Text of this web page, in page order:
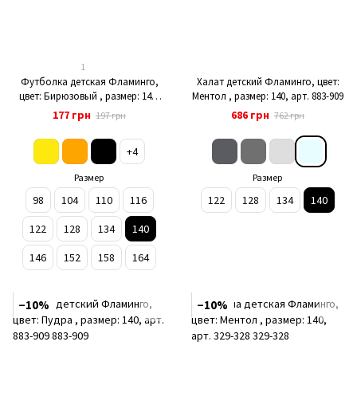
1
Футболка детская Фламинго,
цвет: Бирюзовый , размер: 140,
арт. 300-103
177 грн 197 грн
+4
Размер
98 104 110
116
122
128 134
140
146
152 158 164
Халат детский Фламинго, цвет:
Ментол , размер: 140, арт. 883-909
686 грн 762 грн
Размер
122 128 134 140
−10% −10%